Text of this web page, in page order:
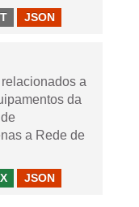
JSON
a
da
a Rede de
JSON